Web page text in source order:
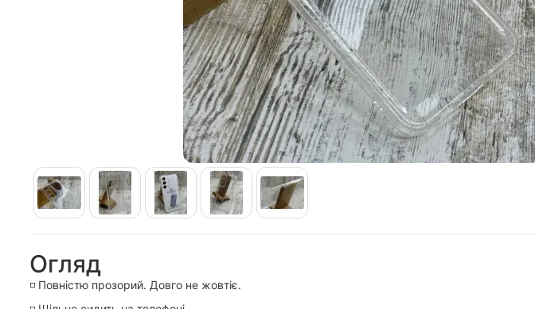
Огляд
◽️ Повністю прозорий. Довго не жовтіє.